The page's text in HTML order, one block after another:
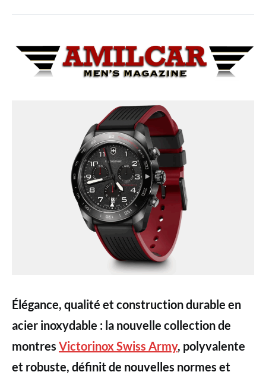
Élégance, qualité et construction durable en
acier inoxydable : la nouvelle collection de
montres Victorinox Swiss Army, polyvalente
et robuste, définit de nouvelles normes et